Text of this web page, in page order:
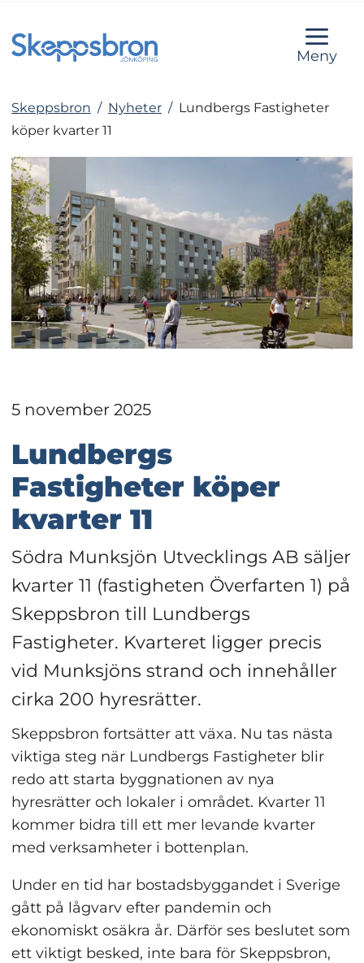
Meny
Skeppsbron / Nyheter / Lundbergs Fastigheter
köper kvarter 11
5 november 2025
Lundbergs
Fastigheter köper
kvarter 11
Södra Munksjön Utvecklings AB säljer
kvarter 11 (fastigheten Överfarten 1) på
Skeppsbron till Lundbergs
Fastigheter. Kvarteret ligger precis
vid Munksjöns strand och innehåller
cirka 200 hyresrätter.
Skeppsbron fortsätter att växa. Nu tas nästa
viktiga steg när Lundbergs Fastigheter blir
redo att starta byggnationen av nya
hyresrätter och lokaler i området. Kvarter 11
kommer bidra till ett mer levande kvarter
med verksamheter i bottenplan.
Under en tid har bostadsbyggandet i Sverige
gått på lågvarv efter pandemin och
ekonomiskt osäkra år. Därför ses beslutet som
ett viktigt besked, inte bara för Skeppsbron,